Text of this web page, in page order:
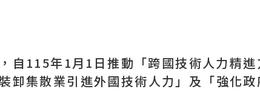
自115年1月1日推動「跨國技術人力精
卸集散業引進外國技術人力」及「強化